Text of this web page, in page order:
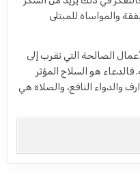
والمواساة للمبتلى
الصالحة التي تقرب إلى
فالدعاء هو السلاح المؤثر
والدواء النافع، والصلاة هي